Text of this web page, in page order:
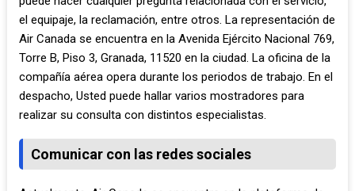
el equipaje, la reclamación, entre otros. La representación de
Air Canada se encuentra en la Avenida Ejército Nacional 769,
Torre B, Piso 3, Granada, 11520 en la ciudad. La oficina de la
compañía aérea opera durante los periodos de trabajo. En el
despacho, Usted puede hallar varios mostradores para
realizar su consulta con distintos especialistas.
Comunicar con las redes sociales